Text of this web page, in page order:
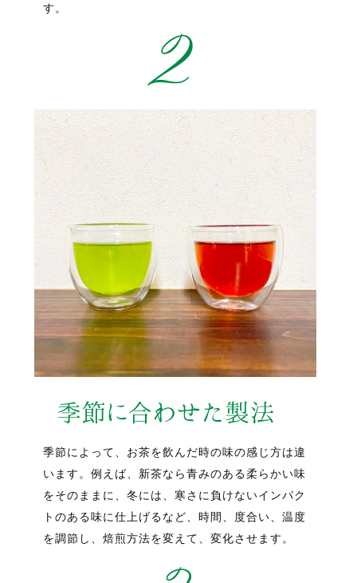
す。
季節によって、お茶を飲んだ時の味の感じ方は違
います。例えば、新茶なら青みのある柔らかい味
をそのままに、冬には、寒さに負けないインパク
トのある味に仕上げるなど、時間、度合い、温度
を調節し、焙煎方法を変えて、変化させます。